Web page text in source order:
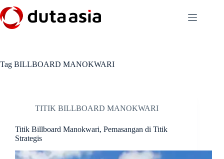
to
content
Tag BILLBOARD MANOKWARI
TITIK BILLBOARD MANOKWARI
Titik Billboard Manokwari, Pemasangan di Titik
Strategis